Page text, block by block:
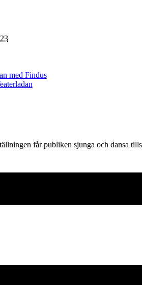
med Findus
får publiken sjunga och dansa